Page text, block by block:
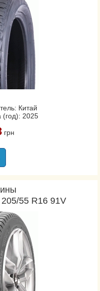
Китай
(год): 2025
грн
55 R16 91V